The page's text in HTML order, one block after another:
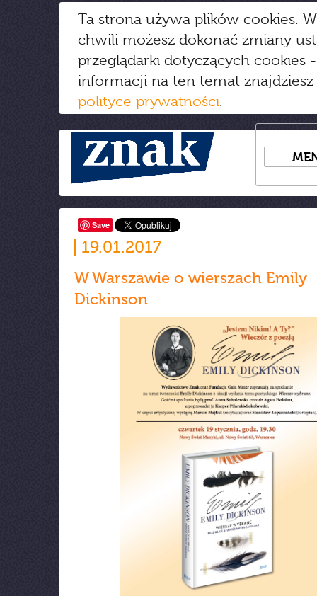
Ta strona używa plików cookies.
chwili możesz dokonać zmiany
przeglądarki dotyczących cookies
informacji na ten temat
polityce prywatności.
Save
19.01.2017
W Warszawie o wierszach Emily
Dickinson